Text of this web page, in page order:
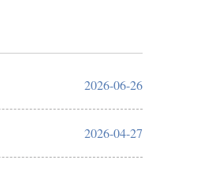
2026-06-26
2026-04-27